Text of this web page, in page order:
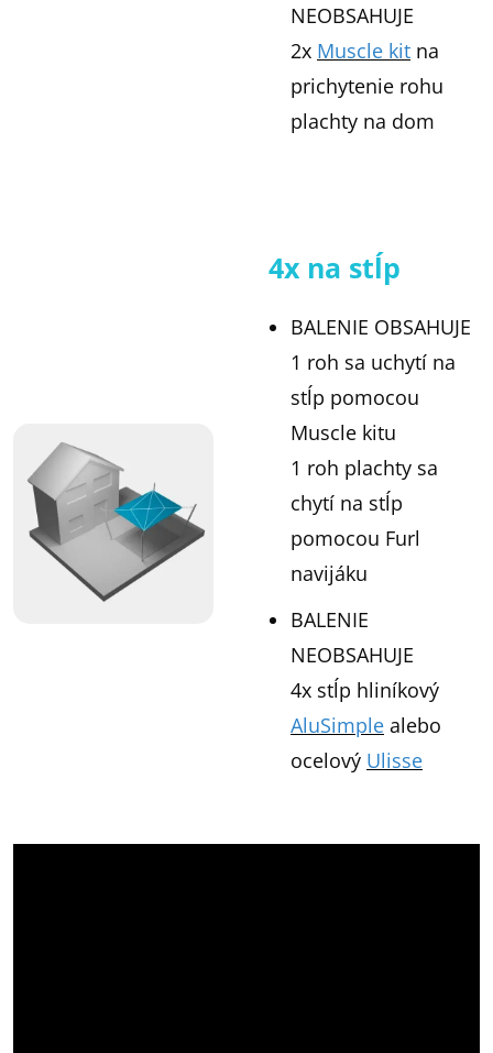
NEOBSAHUJE
2x Muscle kit na
prichytenie rohu
plachty na dom
4x na stĺp
BALENIE OBSAHUJE
1 roh sa uchytí na
stĺp pomocou
Muscle kitu
1 roh plachty sa
chytí na stĺp
pomocou Furl
navijáku
BALENIE
NEOBSAHUJE
4x stĺp hliníkový
AluSimple alebo
ocelový Ulisse